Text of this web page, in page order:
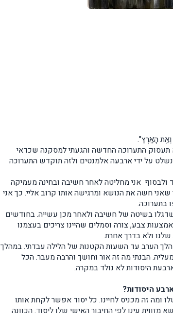
הָאָֽרֶץ".
תעסוק התערוכה החדשה והגעתי למסקנה שכדאי
על ידי ארבעה אלמנטים ולזה תוקדש התערוכה
ולבסוף אני מחליטה לאחר חשיבה ובחינה מעמיקה
חשה את הנושא ומרגישה אותו קרוב אליי. כך אני
בתערוכה.
בשיטה של חשיבה ולאחר מכן עשייה. בחודשים
צבע, צורה וסמלים שהיינו צריכים בעצמנו
ולא בדרך אחרת.
נמשך כל יום מ 8 בבוקר עד 5 אחה"צ ובמהלך הערב עד השעות הקטנות של הלילה עבדתי. במהלך
הבנתי מה זה אור וחושך והרבה מעבר. הכל
היסודות לא נולד במקרה.
היסודות?
ומה זה מכניס לחיינו. כל יסוד אפשר לקחת אותו
מזווית עינו לפי החיבור האישי שלו ליסוד. הכוונה